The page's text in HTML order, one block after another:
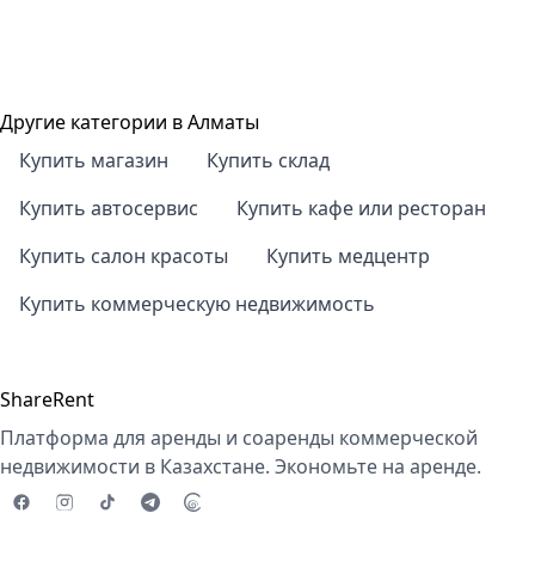
Другие категории в Алматы
Купить магазин
Купить склад
Купить автосервис
Купить кафе или ресторан
Купить салон красоты
Купить медцентр
Купить коммерческую недвижимость
ShareRent
Платформа для аренды и соаренды коммерческой
недвижимости в Казахстане. Экономьте на аренде.